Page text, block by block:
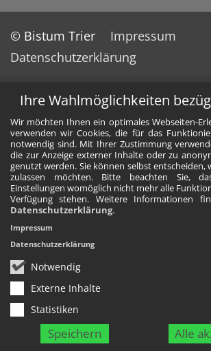
Ihre Wahlmöglichkeiten
Wir möchten Ihnen ein optimales Webseiten-
verwenden wir Cookies, die für das
notwendig sind. Mit Ihrer Zustimmung
die zur Anzeige externer Inhalte oder zu
genutzt werden. Sie können selbst entscheiden,
zulassen möchten. Bitte beachten Sie,
Einstellungen womöglich nicht mehr alle
Verfügung stehen. Weitere Informationen
Datenschutzerklärung.
Notwendig
Externe Inhalte
Statistiken
Speichern Alle
Impressum
Datenschutzerklärung
© Bistum Trier
Impressum
Datenschutzerklärung